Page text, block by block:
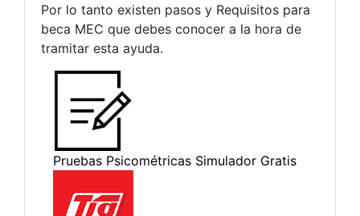
Por lo tanto existen pasos y Requisitos para
beca MEC que debes conocer a la hora de
tramitar esta ayuda.